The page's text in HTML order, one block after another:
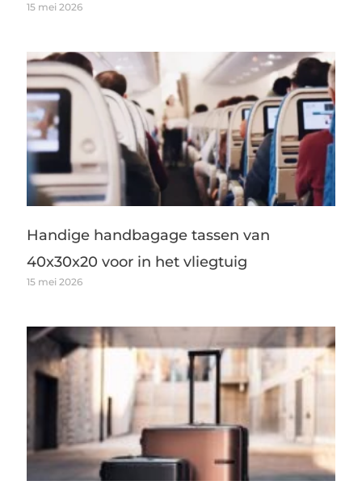
15 mei 2026
Handige handbagage tassen van
40x30x20 voor in het vliegtuig
15 mei 2026